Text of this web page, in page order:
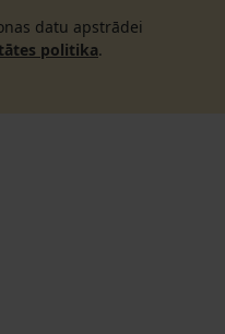
datu apstrādei
politika.